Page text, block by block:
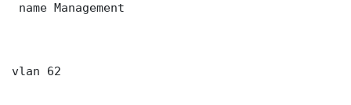
name Management
vlan 62